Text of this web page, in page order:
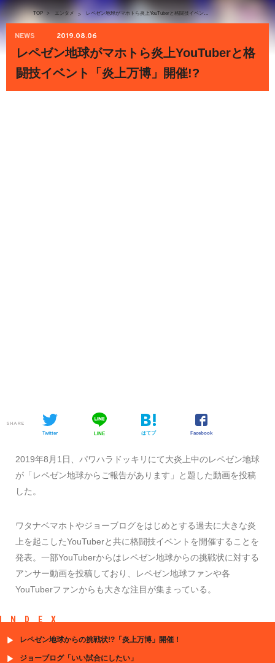
TOP > エンタメ > レペゼン地球がマホトら炎上YouTuberと格闘技イベント「炎上万博」開催!?
NEWS 2019.08.06
レペゼン地球がマホトら炎上YouTuberと格
闘技イベント「炎上万博」開催!?
SHARE
Twitter LINE はてブ Facebook
2019年8月1日、パワハラドッキリにて大炎上中のレペゼン地球
が「レペゼン地球からご報告があります」と題した動画を投稿
した。
ワタナベマホトやジョーブログをはじめとする過去に大きな炎
上を起こしたYouTuberと共に格闘技イベントを開催することを
発表。一部YouTuberからはレペゼン地球からの挑戦状に対する
アンサー動画を投稿しており、レペゼン地球ファンや各
YouTuberファンからも大きな注目が集まっている。
INDEX
レペゼン地球からの挑戦状!?「炎上万博」開催！
ジョーブログ「いい試合にしたい」